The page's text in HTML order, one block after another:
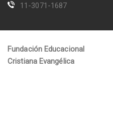
11-3071-1687
Fundación Educacional
Cristiana Evangélica